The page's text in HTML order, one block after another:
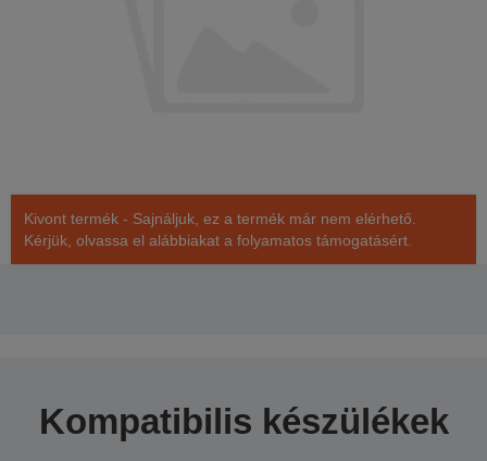
Kivont termék - Sajnáljuk, ez a termék már nem elérhető.
Kérjük, olvassa el alábbiakat a folyamatos támogatásért.
Kompatibilis készülékek